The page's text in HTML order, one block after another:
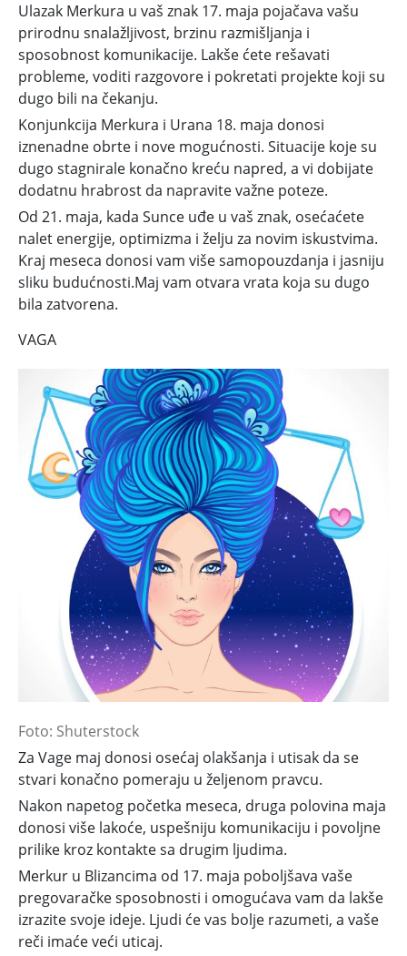
Ulazak Merkura u vaš znak 17. maja pojačava vašu
prirodnu snalažljivost, brzinu razmišljanja i
sposobnost komunikacije. Lakše ćete rešavati
probleme, voditi razgovore i pokretati projekte koji su
dugo bili na čekanju.
Konjunkcija Merkura i Urana 18. maja donosi
iznenadne obrte i nove mogućnosti. Situacije koje su
dugo stagnirale konačno kreću napred, a vi dobijate
dodatnu hrabrost da napravite važne poteze.
Od 21. maja, kada Sunce uđe u vaš znak, osećaćete
nalet energije, optimizma i želju za novim iskustvima.
Kraj meseca donosi vam više samopouzdanja i jasniju
sliku budućnosti.Maj vam otvara vrata koja su dugo
bila zatvorena.
VAGA
Foto: Shuterstock
Za Vage maj donosi osećaj olakšanja i utisak da se
stvari konačno pomeraju u željenom pravcu.
Nakon napetog početka meseca, druga polovina maja
donosi više lakoće, uspešniju komunikaciju i povoljne
prilike kroz kontakte sa drugim ljudima.
Merkur u Blizancima od 17. maja poboljšava vaše
pregovaračke sposobnosti i omogućava vam da lakše
izrazite svoje ideje. Ljudi će vas bolje razumeti, a vaše
reči imaće veći uticaj.